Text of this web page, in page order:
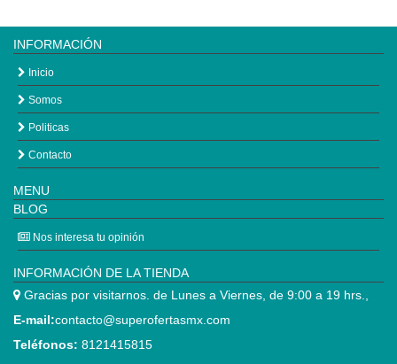
INFORMACIÓN
Inicio
Somos
Politicas
Contacto
MENU
BLOG
Nos interesa tu opinión
INFORMACIÓN DE LA TIENDA
Gracias por visitarnos. de Lunes a Viernes, de 9:00 a 19 hrs.,
E-mail:contacto@superofertasmx.com
Teléfonos: 8121415815